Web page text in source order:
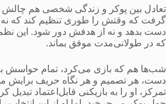
تعادل بین پوکر و زندگی شخصی هم چالش
گرفت که وقتش را طوری تنظیم کند که نه
دست بدهد و نه از هدفش دور شود. این
که در طولانی‌مدت موفق بماند.
شب‌ها هم که بازی می‌کرد، تمام حواسش به
دست، هر تصمیم و هر نگاه حریف برایش
تمرکز، او را به بازیکنی قابل‌اعتماد تبدیل